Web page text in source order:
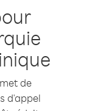
de
d'appel